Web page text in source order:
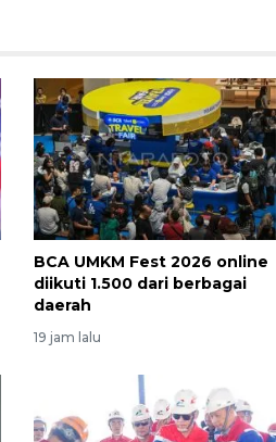
BCA UMKM Fest 2026 online
diikuti 1.500 dari berbagai
daerah
19 jam lalu